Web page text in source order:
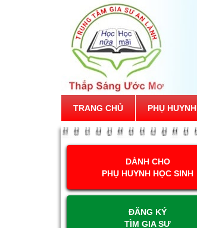
TRANG CHỦ PHỤ HUYNH
DÀNH CHO
PHỤ HUYNH HỌC SINH
ĐĂNG KÝ
TÌM GIA SƯ